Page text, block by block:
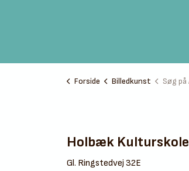
Forside Billedkunst Søg på
Holbæk Kulturskole
Gl. Ringstedvej 32E